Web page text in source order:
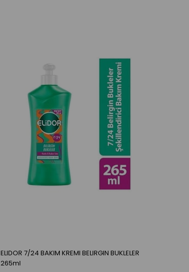
ELIDOR 7/24 BAKIM KREMI BELIRGIN BUKLELER
265ml